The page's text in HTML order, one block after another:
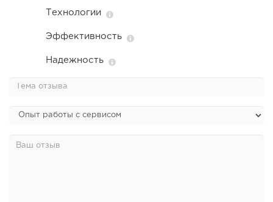
Технологии
Эффективность
Надежность